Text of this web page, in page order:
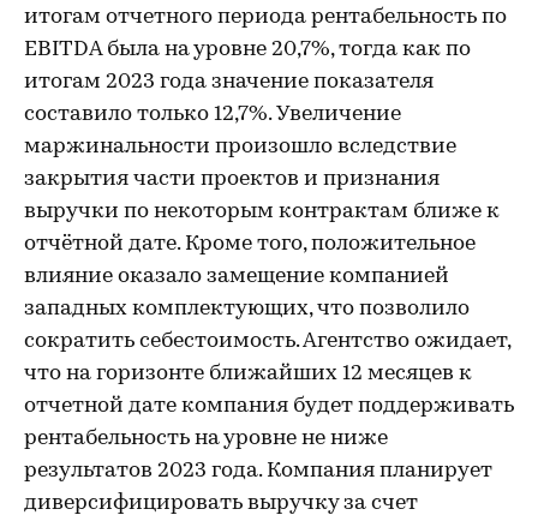
итогам отчетного периода рентабельность по
EBITDA была на уровне 20,7%, тогда как по
итогам 2023 года значение показателя
составило только 12,7%. Увеличение
маржинальности произошло вследствие
закрытия части проектов и признания
выручки по некоторым контрактам ближе к
отчётной дате. Кроме того, положительное
влияние оказало замещение компанией
западных комплектующих, что позволило
сократить себестоимость. Агентство ожидает,
что на горизонте ближайших 12 месяцев к
отчетной дате компания будет поддерживать
рентабельность на уровне не ниже
результатов 2023 года. Компания планирует
диверсифицировать выручку за счет